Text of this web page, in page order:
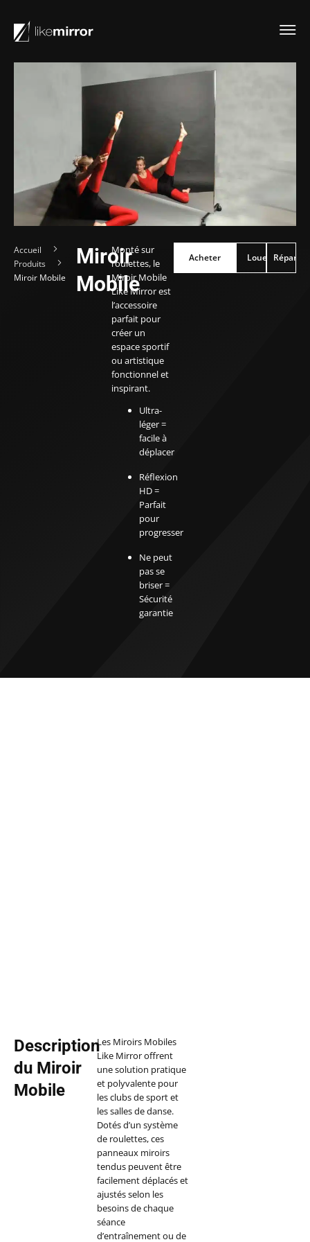
Accueil
Produits
Miroir Mobile
Miroir
Mobile
Monté sur
roulettes, le
Miroir Mobile
Like Mirror est
l’accessoire
parfait pour
créer un
espace sportif
ou artistique
fonctionnel et
inspirant.
Ultra-
léger =
facile à
déplacer
Réflexion
HD =
Parfait
pour
progresser
Ne peut
pas se
briser =
Sécurité
garantie
Acheter
Acheter Louer
Louer Réparer
Réparer
Description
du Miroir
Mobile
Les Miroirs Mobiles
Like Mirror offrent
une solution pratique
et polyvalente pour
les clubs de sport et
les salles de danse.
Dotés d’un système
de roulettes, ces
panneaux miroirs
tendus peuvent être
facilement déplacés et
ajustés selon les
besoins de chaque
séance
d’entraînement ou de